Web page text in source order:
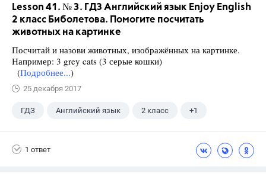
Lesson 41. № 3. ГДЗ Английский язык Enjoy English
2 класс Биболетова. Помогите посчитать
животных на картинке
Посчитай и назови животных, изображённых на картинке.
Например: 3 grey cats (3 серые кошки)
(Подробнее...)
25 декабря 2017
ГДЗ Английский язык 2 класс +1
1 ответ